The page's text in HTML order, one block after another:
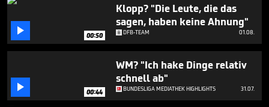
1
seconds
 00:50
Klopp? "Die Leute, die das
sagen, haben keine Ahnung"
DFB-TEAM 01.08.
 00:44
WM? "Ich hake Dinge relativ
schnell ab"
BUNDESLIGA MEDIATHEK HIGHLIGHTS 31.07.